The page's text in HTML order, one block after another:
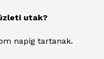
utak?
napig tartanak.